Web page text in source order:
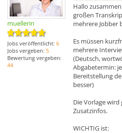
muellerin
Jobs veröffentlicht: 6
Jobs vergeben: 5
Bewertung vergeben:
44
Hallo
großen
mehrere Jobber
Es müssen
mehrere
(Deutsch,
Abgabetermin:
Bereitstellung
besser)
Die Vorlage
Zusatzinfos.
WICHTIG ist: